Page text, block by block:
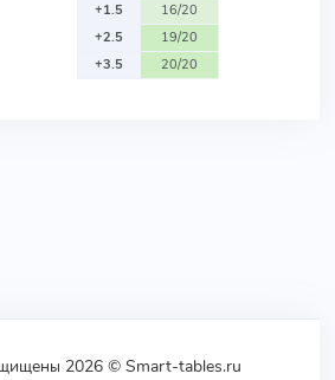
+1.5
16/20
+2.5
19/20
+3.5
20/20
2026 © Smart-tables.ru